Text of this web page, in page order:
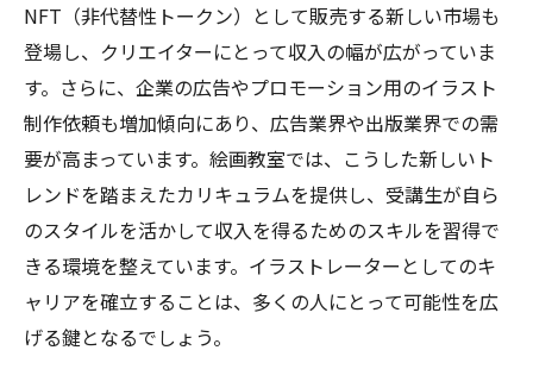
NFT（非代替性トークン）として販売する新しい市場も
登場し、クリエイターにとって収入の幅が広がっていま
す。さらに、企業の広告やプロモーション用のイラスト
制作依頼も増加傾向にあり、広告業界や出版業界での需
要が高まっています。絵画教室では、こうした新しいト
レンドを踏まえたカリキュラムを提供し、受講生が自ら
のスタイルを活かして収入を得るためのスキルを習得で
きる環境を整えています。イラストレーターとしてのキ
ャリアを確立することは、多くの人にとって可能性を広
げる鍵となるでしょう。